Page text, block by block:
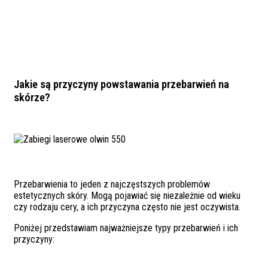
Jakie są przyczyny powstawania przebarwień na
skórze?
Przebarwienia to jeden z najczęstszych problemów
estetycznych skóry. Mogą pojawiać się niezależnie od wieku
czy rodzaju cery, a ich przyczyna często nie jest oczywista.
Poniżej przedstawiam najważniejsze typy przebarwień i ich
przyczyny: